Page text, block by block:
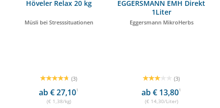
Höveler Relax 20 kg
Müsli bei Stresssituationen
(3)
ab € 27,101
(€ 1,38/kg)
EGGERSMANN EMH Direkt
1Liter
Eggersmann MikroHerbs
(3)
ab € 13,801
(€ 14,30/Liter)